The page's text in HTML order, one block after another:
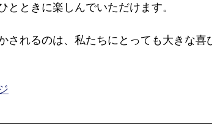
ときに楽しんでいただけます。
れるのは、私たちにとっても大きな喜